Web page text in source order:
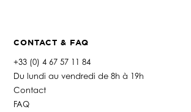
CONTACT & FAQ
+33 (0) 4 67 57 11 84
Du lundi au vendredi de 8h à 19h
Contact
FAQ